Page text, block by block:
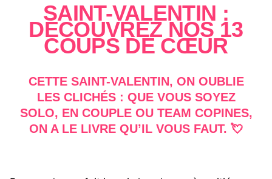
SAINT-VALENTIN :
DÉCOUVREZ NOS 13
COUPS DE CŒUR
CETTE SAINT-VALENTIN, ON OUBLIE
LES CLICHÉS : QUE VOUS SOYEZ
SOLO, EN COUPLE OU TEAM COPINES,
ON A LE LIVRE QU’IL VOUS FAUT. 💘